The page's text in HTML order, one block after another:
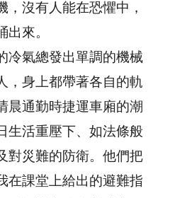
，沒有人能在恐懼中，
出來。
冷氣總發出單調的機械
，身上都帶著各自的軌
晨通勤時捷運車廂的潮
生活重壓下、如法條般
對災難的防衛。他們把
在課堂上給出的避難指